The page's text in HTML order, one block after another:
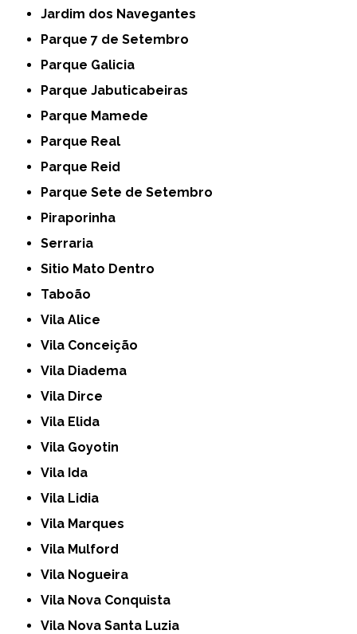
Jardim dos Navegantes
Parque 7 de Setembro
Parque Galicia
Parque Jabuticabeiras
Parque Mamede
Parque Real
Parque Reid
Parque Sete de Setembro
Piraporinha
Serraria
Sitio Mato Dentro
Taboão
Vila Alice
Vila Conceição
Vila Diadema
Vila Dirce
Vila Elida
Vila Goyotin
Vila Ida
Vila Lidia
Vila Marques
Vila Mulford
Vila Nogueira
Vila Nova Conquista
Vila Nova Santa Luzia